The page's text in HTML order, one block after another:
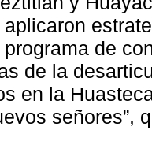
de
de la
en la
señores”,